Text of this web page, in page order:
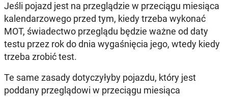
Jeśli pojazd jest na przeglądzie w przeciągu miesiąca
kalendarzowego przed tym, kiedy trzeba wykonać
MOT, świadectwo przeglądu będzie ważne od daty
testu przez rok do dnia wygaśnięcia jego, wtedy kiedy
trzeba zrobić test.
Te same zasady dotyczyłyby pojazdu, który jest
poddany przeglądowi w przeciągu miesiąca